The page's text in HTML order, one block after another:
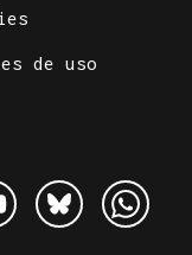
de uso